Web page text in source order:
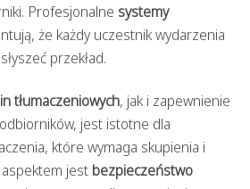
Profesjonalne systemy
że każdy uczestnik wydarzenia
przekład.
tłumaczeniowych, jak i zapewnienie
jest istotne dla
które wymaga skupienia i
aspektem jest bezpieczeństwo